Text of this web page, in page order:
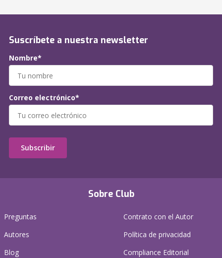
Sobre Club
Preguntas
Autores
Blog
Contrato con el Autor
Política de privacidad
Compliance Editorial
Suscríbete a nuestra newsletter
Nombre*
Correo electrónico*
Subscribir